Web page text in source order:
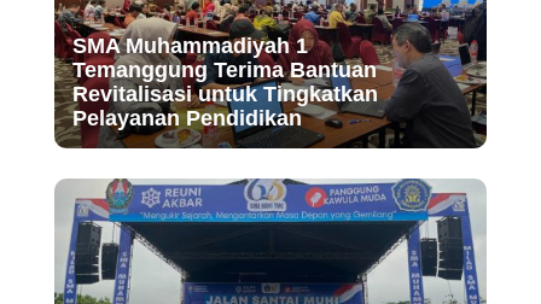
SMA Muhammadiyah 1
Temanggung Terima Bantuan
Revitalisasi untuk Tingkatkan
Pelayanan Pendidikan